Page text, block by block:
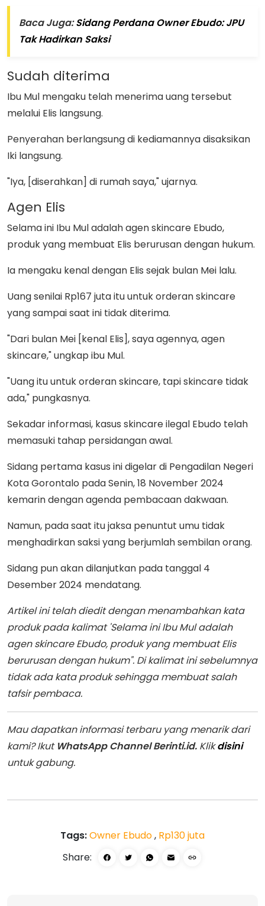
Baca Juga:Sidang Perdana Owner Ebudo: JPU
Tak Hadirkan Saksi
Sudah diterima
Ibu Mul mengaku telah menerima uang tersebut
melalui Elis langsung.
Penyerahan berlangsung di kediamannya disaksikan
Iki langsung.
"Iya, [diserahkan] di rumah saya," ujarnya.
Agen Elis
Selama ini Ibu Mul adalah agen skincare Ebudo,
produk yang membuat Elis berurusan dengan hukum.
Ia mengaku kenal dengan Elis sejak bulan Mei lalu.
Uang senilai Rp167 juta itu untuk orderan skincare
yang sampai saat ini tidak diterima.
"Dari bulan Mei [kenal Elis], saya agennya, agen
skincare," ungkap ibu Mul.
"Uang itu untuk orderan skincare, tapi skincare tidak
ada," pungkasnya.
Sekadar informasi, kasus skincare ilegal Ebudo telah
memasuki tahap persidangan awal.
Sidang pertama kasus ini digelar di Pengadilan Negeri
Kota Gorontalo pada Senin, 18 November 2024
kemarin dengan agenda pembacaan dakwaan.
Namun, pada saat itu jaksa penuntut umu tidak
menghadirkan saksi yang berjumlah sembilan orang.
Sidang pun akan dilanjutkan pada tanggal 4
Desember 2024 mendatang.
Artikel ini telah diedit dengan menambahkan kata
produk pada kalimat 'Selama ini Ibu Mul adalah
agen skincare Ebudo, produk yang membuat Elis
berurusan dengan hukum". Di kalimat ini sebelumnya
tidak ada kata produk sehingga membuat salah
tafsir pembaca.
Mau dapatkan informasi terbaru yang menarik dari
kami? Ikut WhatsApp Channel Berinti.id. Klikdisini
untuk gabung.
Tags:Owner Ebudo, Rp130 juta
Share: